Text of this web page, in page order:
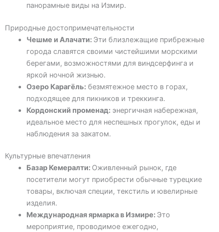
панорамные виды на Измир.
Природные достопримечательности
Чешме и Алачати: Эти близлежащие прибрежные
города славятся своими чистейшими морскими
берегами, возможностями для виндсерфинга и
яркой ночной жизнью.
Озеро Карагёль:безмятежное место в горах,
подходящее для пикников и треккинга.
Кордонский променад:энергичная набережная,
идеальное место для неспешных прогулок, еды и
наблюдения за закатом.
Культурные впечатления
Базар Кемералти: Оживленный рынок, где
посетители могут приобрести обычные турецкие
товары, включая специи, текстиль и ювелирные
изделия.
Международная ярмарка в Измире: Это
мероприятие, проводимое ежегодно,